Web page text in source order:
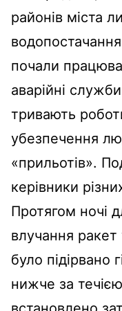
районів міста
почали
аварійні
тривають
убезпечення
«прильотів».
керівники
Протягом ночі
влучання
було підірвано
нижче за